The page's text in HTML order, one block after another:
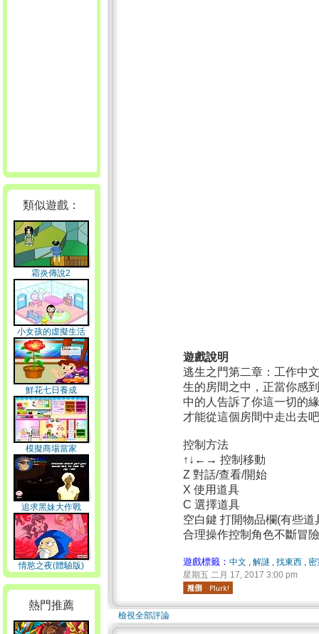
類似遊戲：
霜炎傳說2
小女孩的虛擬生活
鮮花七日養成
模擬商場當家
追求黑妹大作戰
情慾之夜(體驗版)
熱門推薦
遊戲說明
逃生之門第二章：工作中
生的房間之中，正當你感
中的人告訴了你這一切的
才能從這個房間中走出去
控制方法
↑↓←→ 控制移動
Z 對話/查看/開始
X 使用道具
C 選擇道具
空白鍵 打開物品欄(有些
合理操作控制角色不斷冒
遊戲標籤： 中文 , 解謎 , 找東西 , 密
星期五 二月 17, 2017 3:00 pm
檢視全部評論